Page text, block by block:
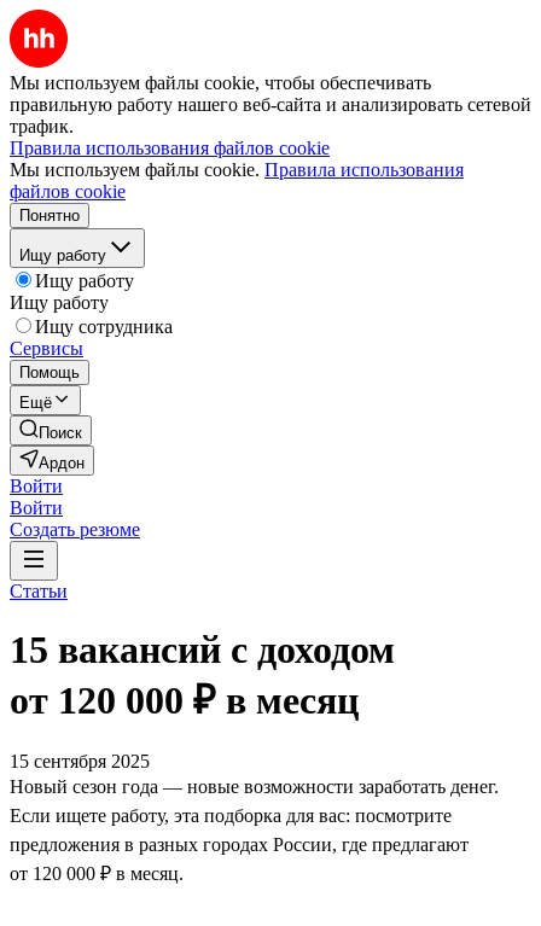
Мы используем файлы cookie, чтобы обеспечивать
правильную работу нашего веб-сайта и анализировать сетевой
трафик.
Правила использования файлов cookie
Мы используем файлы cookie. Правила использования
файлов cookie
Понятно
Ищу работу
Ищу работу
Ищу работу
Ищу сотрудника
Сервисы
Помощь
Ещё
Поиск
Ардон
Войти
Войти
Создать резюме
Статьи
15 вакансий с доходом
от 120 000 ₽ в месяц
15 сентября 2025
Новый сезон года — новые возможности заработать денег.
Если ищете работу, эта подборка для вас: посмотрите
предложения в разных городах России, где предлагают
от 120 000 ₽ в месяц.